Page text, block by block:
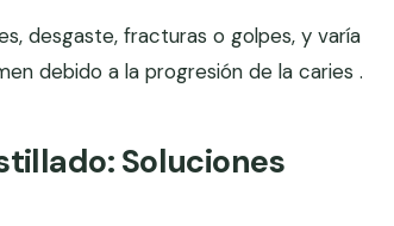
desgaste, fracturas o golpes, y varía
debido a la progresión de la caries .
Soluciones